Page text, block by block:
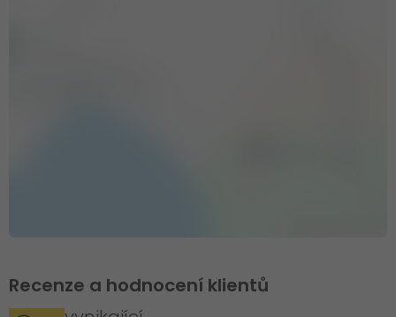
Recenze a hodnocení klientů